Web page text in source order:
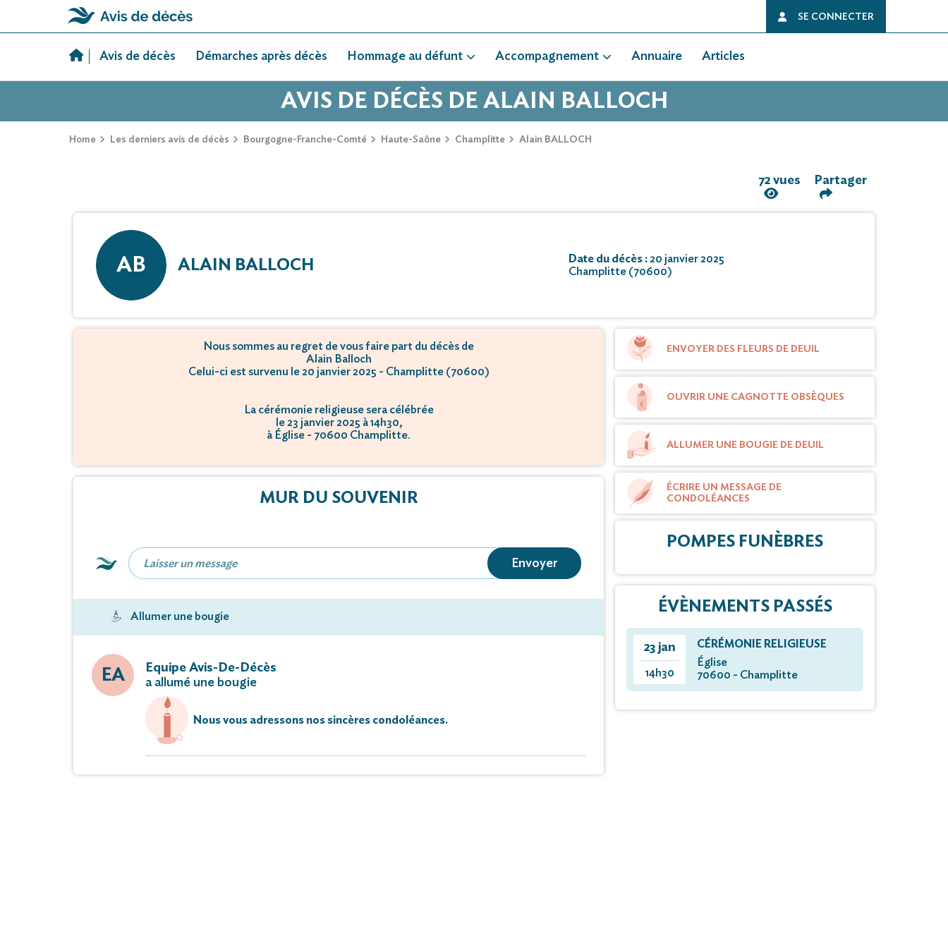
SE CONNECTER
Avis de décès Démarches après décès Hommage au défunt Accompagnement Annuaire Articles
AVIS DE DÉCÈS DE ALAIN BALLOCH
Home Les derniers avis de décès Bourgogne-Franche-Comté Haute-Saône Champlitte Alain BALLOCH
72 vues Partager
AB ALAIN BALLOCH Date du décès :20 janvier 2025
Champlitte (70600)
Nous sommes au regret de vous faire part du décès de
Alain Balloch
Celui-ci est survenu le 20 janvier 2025 - Champlitte (70600)
La cérémonie religieuse sera célébrée
le 23 janvier 2025 à 14h30,
à Église - 70600 Champlitte.
MUR DU SOUVENIR
Envoyer
Allumer une bougie
EA
Equipe Avis-De-Décès
a allumé une bougie
Nous vous adressons nos sincères condoléances.
ENVOYER DES FLEURS DE DEUIL
OUVRIR UNE CAGNOTTE OBSÈQUES
ALLUMER UNE BOUGIE DE DEUIL
ÉCRIRE UN MESSAGE DE
CONDOLÉANCES
POMPES FUNÈBRES
ÉVÈNEMENTS PASSÉS
23 jan
14h30
CÉRÉMONIE RELIGIEUSE
Église
70600 - Champlitte